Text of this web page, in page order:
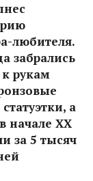
любителя.
забрались
рукам
а
начале ХХ
за 5 тысяч